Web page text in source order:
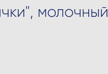
молочный